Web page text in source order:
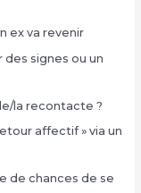
ex va revenir
signes ou un
la recontacte ?
affectif » via un
de chances de se